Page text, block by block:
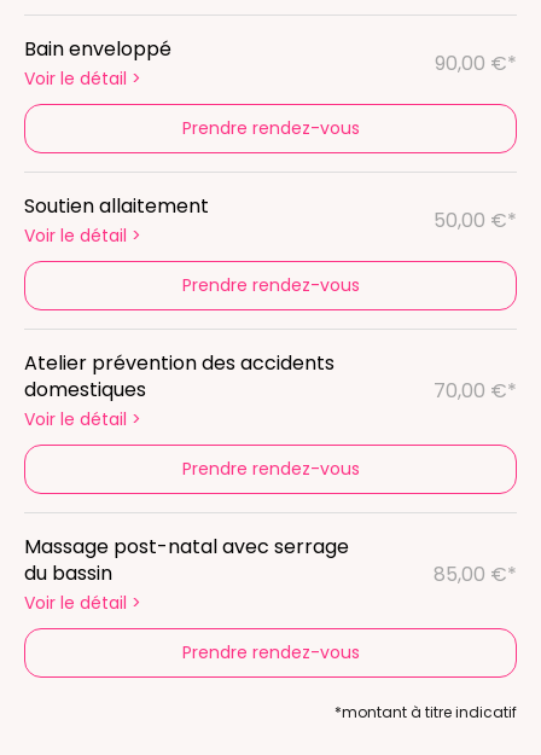
Bain enveloppé
Voir le détail >
90,00 €*
Prendre rendez-vous
Soutien allaitement
Voir le détail >
50,00 €*
Prendre rendez-vous
Atelier prévention des accidents
domestiques
Voir le détail >
70,00 €*
Prendre rendez-vous
Massage post-natal avec serrage
du bassin
Voir le détail >
85,00 €*
Prendre rendez-vous
*montant à titre indicatif